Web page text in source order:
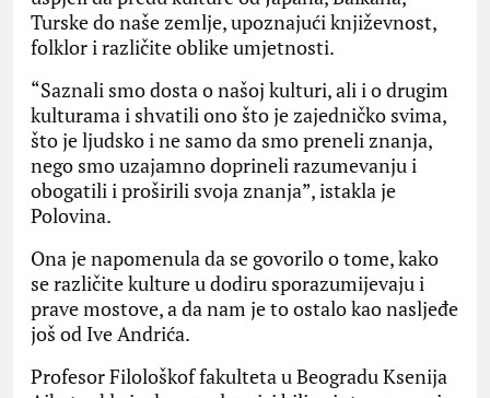
Turske do naše zemlje, upoznajući književnost,
folklor i različite oblike umjetnosti.
“Saznali smo dosta o našoj kulturi, ali i o drugim
kulturama i shvatili ono što je zajedničko svima,
što je ljudsko i ne samo da smo preneli znanja,
nego smo uzajamno doprineli razumevanju i
obogatili i proširili svoja znanja”, istakla je
Polovina.
Ona je napomenula da se govorilo o tome, kako
se različite kulture u dodiru sporazumijevaju i
prave mostove, a da nam je to ostalo kao nasljeđe
još od Ive Andrića.
Profesor Filološkof fakulteta u Beogradu Ksenija